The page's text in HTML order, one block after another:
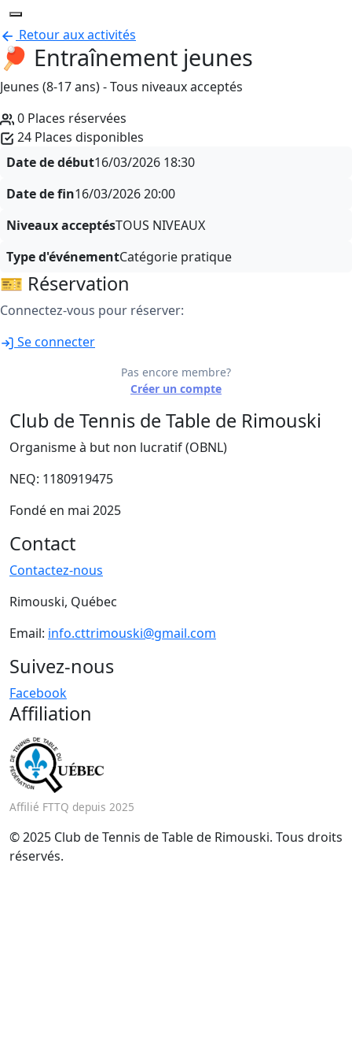
Retour aux activités
🏓 Entraînement jeunes
Jeunes (8-17 ans) - Tous niveaux acceptés
0 Places réservées
24 Places disponibles
Date de début16/03/2026 18:30
Date de fin16/03/202620:00
Niveaux acceptésTOUS NIVEAUX
Type d'événementCatégorie pratique
🎫 Réservation
Connectez-vous pour réserver:
Se connecter
Pas encore membre?
Créer un compte
Club de Tennis de Table de Rimouski
Organisme à but non lucratif (OBNL)
NEQ: 1180919475
Fondé en mai 2025
Contact
Contactez-nous
Rimouski, Québec
Email: info.cttrimouski@gmail.com
Suivez-nous
Facebook
Affiliation
Affilié FTTQ depuis 2025
© 2025 Club de Tennis de Table de Rimouski. Tous droits
réservés.